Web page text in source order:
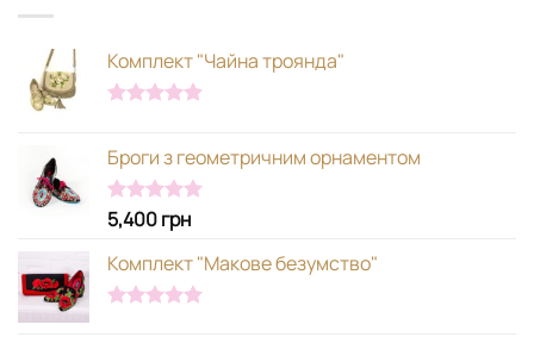
Комплект "Чайна троянда"
Броги з геометричним орнаментом
Оцінено в
5.00
з 5
5,400грн
Комплект "Макове безумство"